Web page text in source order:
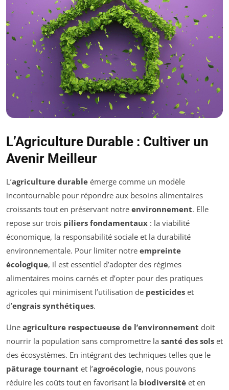
L’Agriculture Durable : Cultiver un
Avenir Meilleur
L’agriculture durable émerge comme un modèle
incontournable pour répondre aux besoins alimentaires
croissants tout en préservant notre environnement. Elle
repose sur trois piliers fondamentaux : la viabilité
économique, la responsabilité sociale et la durabilité
environnementale. Pour limiter notre empreinte
écologique, il est essentiel d’adopter des régimes
alimentaires moins carnés et d’opter pour des pratiques
agricoles qui minimisent l’utilisation de pesticides et
d’engrais synthétiques.
Une agriculture respectueuse de l’environnement doit
nourrir la population sans compromettre la santé des sols et
des écosystèmes. En intégrant des techniques telles que le
pâturage tournant et l’agroécologie, nous pouvons
réduire les coûts tout en favorisant la biodiversité et en